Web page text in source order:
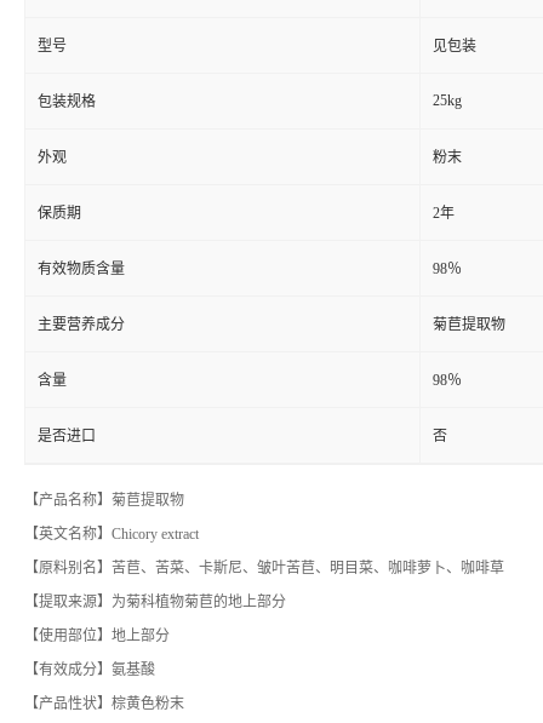
型号 见包装
包装规格 25kg
外观 粉末
保质期 2年
有效物质含量 98％
主要营养成分 菊苣提取物
含量 98％
是否进口 否
【产品名称】菊苣提取物
【英文名称】Chicory extract
【原料别名】苦苣、苦菜、卡斯尼、皱叶苦苣、明目菜、咖啡萝卜、咖啡草
【提取来源】为菊科植物菊苣的地上部分
【使用部位】地上部分
【有效成分】氨基酸
【产品性状】棕黄色粉末